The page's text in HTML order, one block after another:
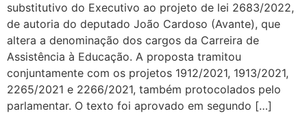
substitutivo do Executivo ao projeto de lei 2683/2022,
de autoria do deputado João Cardoso (Avante), que
altera a denominação dos cargos da Carreira de
Assistência à Educação. A proposta tramitou
conjuntamente com os projetos 1912/2021, 1913/2021,
2265/2021 e 2266/2021, também protocolados pelo
parlamentar. O texto foi aprovado em segundo […]